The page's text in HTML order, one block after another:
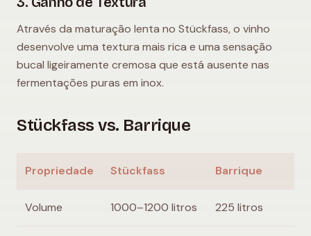
Através da maturação lenta no Stückfass, o vinho
desenvolve uma textura mais rica e uma sensação
bucal ligeiramente cremosa que está ausente nas
fermentações puras em inox.
Stückfass vs. Barrique
Propriedade Stückfass Barrique
Volume 1000–1200 litros 225 litros